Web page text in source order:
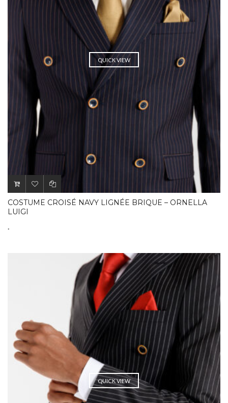
QUICK VIEW
COSTUME CROISÉ NAVY LIGNÉE BRIQUE – ORNELLA
LUIGI
QUICK VIEW